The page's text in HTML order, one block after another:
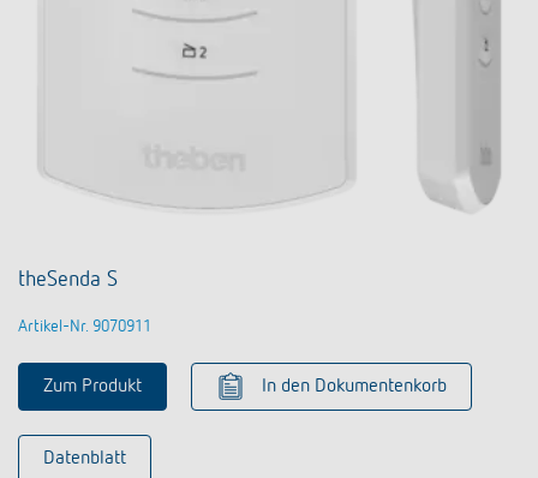
theSenda S
Artikel-Nr. 9070911
Zum Produkt In den Dokumentenkorb
Datenblatt